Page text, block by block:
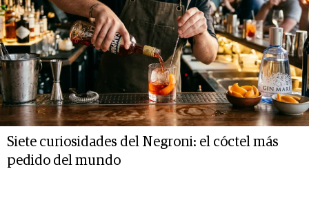
Siete curiosidades del Negroni: el cóctel más
pedido del mundo